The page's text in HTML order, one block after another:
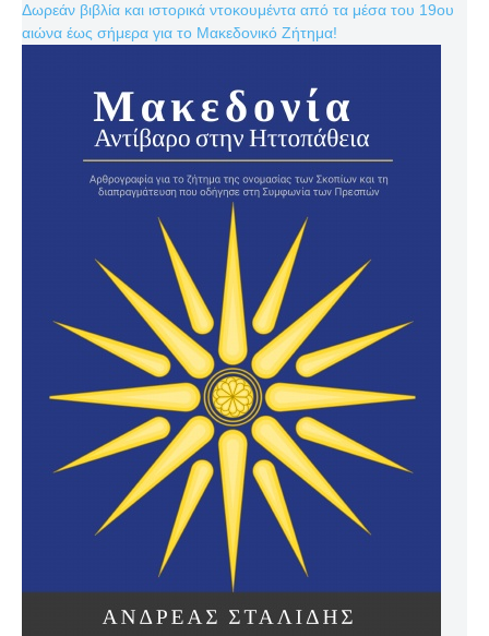
Δωρεάν βιβλία και ιστορικά ντοκουμέντα από τα μέσα του 19ου
αιώνα έως σήμερα για το Μακεδονικό Ζήτημα!